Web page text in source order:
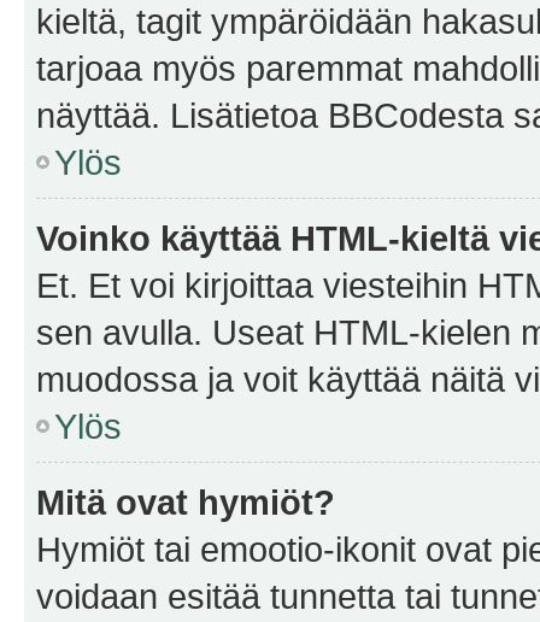
kieltä, tagit ympäröidään
tarjoaa myös paremmat
näyttää. Lisätietoa BBCodesta
Ylös
Voinko käyttää HTML-kieltä
Et. Et voi kirjoittaa viesteihin
sen avulla. Useat HTML-kielen
muodossa ja voit käyttää näitä
Ylös
Mitä ovat hymiöt?
Hymiöt tai emootio-ikonit ovat
voidaan esitää tunnetta tai